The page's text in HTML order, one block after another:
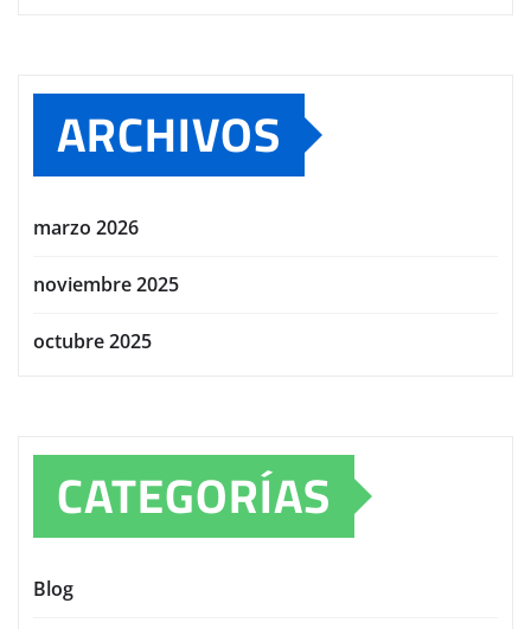
ARCHIVOS
marzo 2026
noviembre 2025
octubre 2025
CATEGORÍAS
Blog